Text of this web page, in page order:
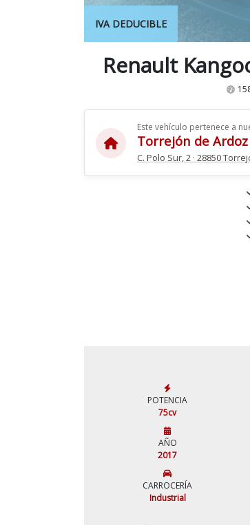
IVA DEDUCIBLE
Renault
Este vehículo pertenece a
Torrejón de Ardoz
C. Polo Sur, 2 · 28850
POTENCIA
75cv
AÑO
2017
CARROCERÍA
Industrial